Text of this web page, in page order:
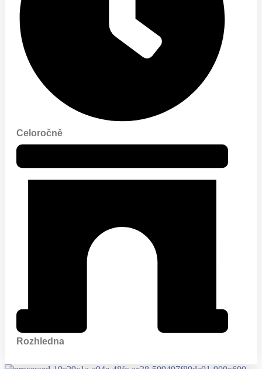
Celoročně
Rozhledna